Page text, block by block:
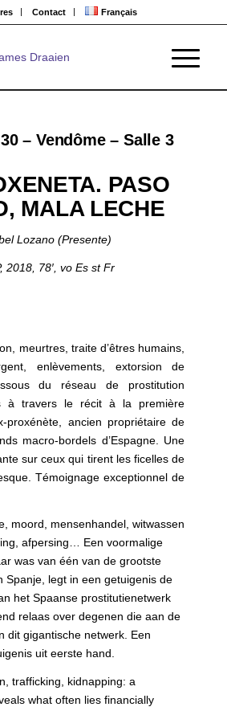
Contact Français
– Vendôme – Salle 3
PASO
MALA LECHE
Lozano (Presente)
2018, 78′, vo Es st Fr
meurtres, traite d’êtres humains,
enlèvements, extorsion de
du réseau de prostitution
à travers le récit à la première
proxénète, ancien propriétaire de
macro-bordels d’Espagne. Une
sur ceux qui tirent les ficelles de
Témoignage exceptionnel de
moord, mensenhandel, witwassen
afpersing… Een voormalige
was van één van de grootste
Spanje, legt in een getuigenis de
het Spaanse prostitutienetwerk
relaas over degenen die aan de
dit gigantische netwerk. Een
uit eerste hand.
trafficking, kidnapping: a
what often lies financially